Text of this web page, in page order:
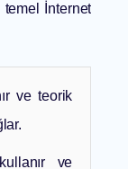
temel İnternet
ve teorik
ve